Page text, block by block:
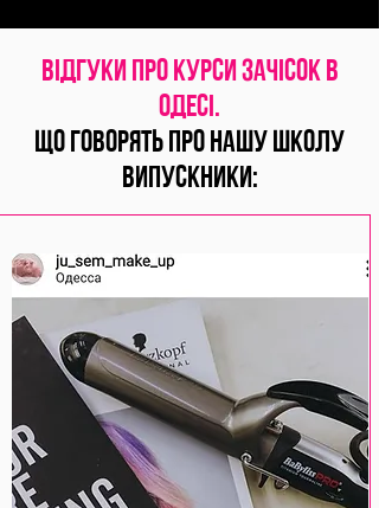
ВІДГУКИ про курси ЗАЧІСОК в
ОДЕСІ.
що говорять про нашу школу
випускники: